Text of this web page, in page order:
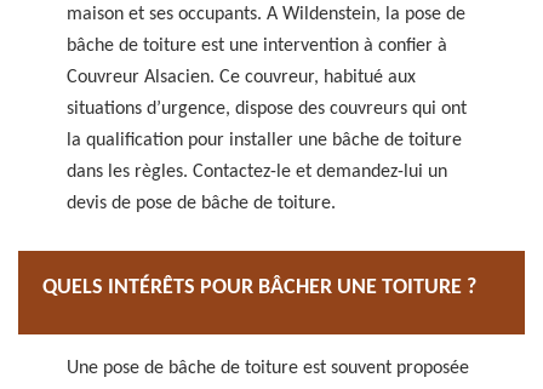
maison et ses occupants. A Wildenstein, la pose de
bâche de toiture est une intervention à confier à
Couvreur Alsacien. Ce couvreur, habitué aux
situations d’urgence, dispose des couvreurs qui ont
la qualification pour installer une bâche de toiture
dans les règles. Contactez-le et demandez-lui un
devis de pose de bâche de toiture.
QUELS INTÉRÊTS POUR BÂCHER UNE TOITURE ?
Une pose de bâche de toiture est souvent proposée